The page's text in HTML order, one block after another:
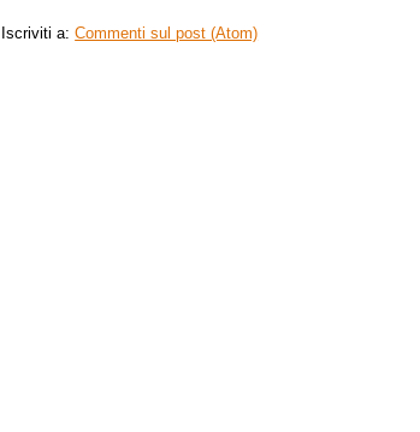
Iscriviti a:Commenti sul post (Atom)